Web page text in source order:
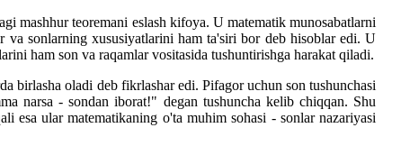
mashhur teoremani eslash kifoya. U matematik munosabatlarni
va sonlarning xususiyatlarini ham ta'siri bor deb hisoblar edi. U
ham son va raqamlar vositasida tushuntirishga harakat qiladi.
birlasha oladi deb fikrlashar edi. Pifagor uchun son tushunchasi
narsa - sondan iborat!" degan tushuncha kelib chiqqan. Shu
esa ular matematikaning o'ta muhim sohasi - sonlar nazariyasi